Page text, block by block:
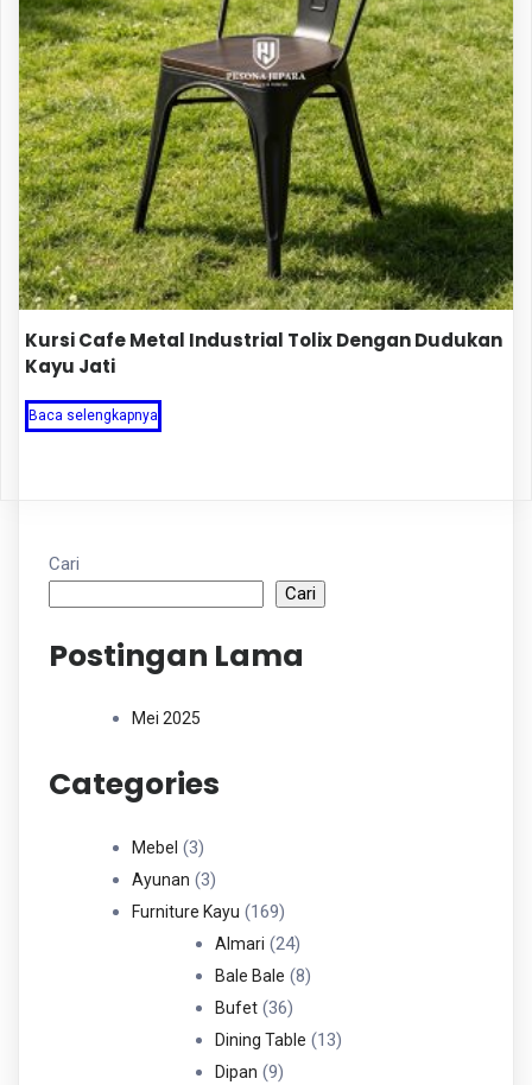
Kursi Cafe Metal Industrial Tolix Dengan Dudukan
Kayu Jati
Baca selengkapnya
Cari
Cari
Postingan Lama
Mei 2025
Categories
Mebel 33
Produk
Ayunan 33
Produk
Furniture Kayu 169169
Produk
Almari 2424
Produk
Bale Bale 88
Bufet 3636
Produk
Dining Table 1313
Dipan 99